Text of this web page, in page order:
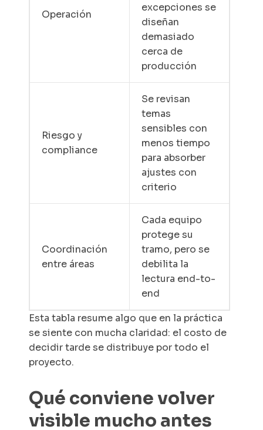
Operación
excepciones se
diseñan
demasiado
cerca de
producción
Riesgo y
compliance
Se revisan
temas
sensibles con
menos tiempo
para absorber
ajustes con
criterio
Coordinación
entre áreas
Cada equipo
protege su
tramo, pero se
debilita la
lectura end-to-
end
Esta tabla resume algo que en la práctica
se siente con mucha claridad: el costo de
decidir tarde se distribuye por todo el
proyecto.
Qué conviene volver
visible mucho antes